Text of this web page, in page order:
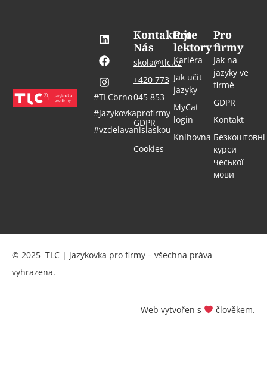
Pro
firmy
Jak na
jazyky ve
firmě
GDPR
Kontakt
Безкоштовні
курси
чеської
мови
Pro
lektory
Kariéra
Jak učit
jazyky
MyCat
login
Knihovna
Kontaktujte
Nás
skola@tlc.cz
+420 773
045 853
GDPR
Cookies
#TLCbrno
#jazykovkaprofirmy
#vzdelavanislaskou
© 2025 TLC | jazykovka pro firmy – všechna práva
vyhrazena.
Web vytvořen s člověkem.